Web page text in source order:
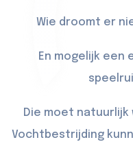
Wie droomt er
En mogelijk een
Die moet natuurlijk
Vochtbestrijding